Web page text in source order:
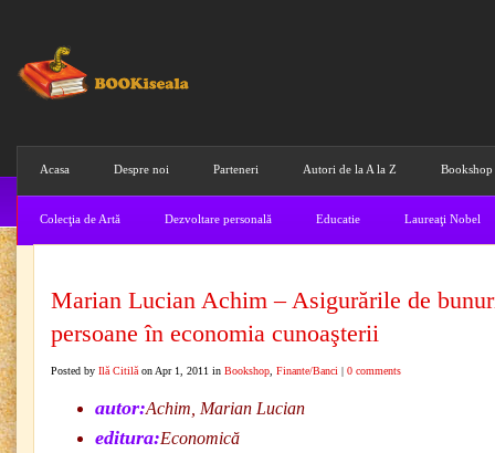
Acasa Despre noi Parteneri Autori de la A la Z Bookshop
Colecţia de Artă Dezvoltare personală Educatie Laureaţi Nobel
Marian Lucian Achim – Asigurările de
persoane în economia cunoaşterii
Posted by Ilă Citilă on Apr 1, 2011 in Bookshop Finante/Banci | 0 comments
autor:Achim, Marian Lucian
editura:Economică